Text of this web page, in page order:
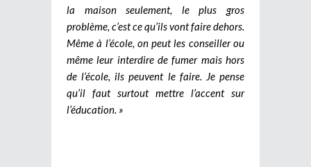
la maison seulement, le plus gros
problème, c’est ce qu’ils vont faire dehors.
Même à l’école, on peut les conseiller ou
même leur interdire de fumer mais hors
de l’école, ils peuvent le faire. Je pense
qu’il faut surtout mettre l’accent sur
l’éducation. »